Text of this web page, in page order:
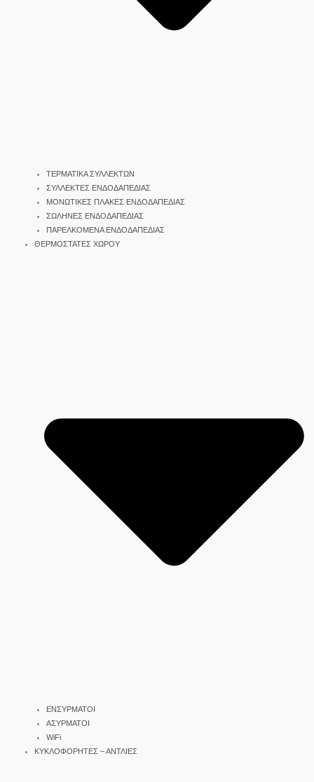
ΤΕΡΜΑΤΙΚΑ ΣΥΛΛΕΚΤΩΝ
ΣΥΛΛΕΚΤΕΣ ΕΝΔΟΔΑΠΕΔΙΑΣ
ΜΟΝΩΤΙΚΕΣ ΠΛΑΚΕΣ ΕΝΔΟΔΑΠΕΔΙΑΣ
ΣΩΛΗΝΕΣ ΕΝΔΟΔΑΠΕΔΙΑΣ
ΠΑΡΕΛΚΟΜΕΝΑ ΕΝΔΟΔΑΠΕΔΙΑΣ
ΘΕΡΜΟΣΤΑΤΕΣ ΧΩΡΟΥ
ΕΝΣΥΡΜΑΤΟΙ
ΑΣΥΡΜΑΤΟΙ
WiFi
ΚΥΚΛΟΦΟΡΗΤΕΣ – ΑΝΤΛΙΕΣ